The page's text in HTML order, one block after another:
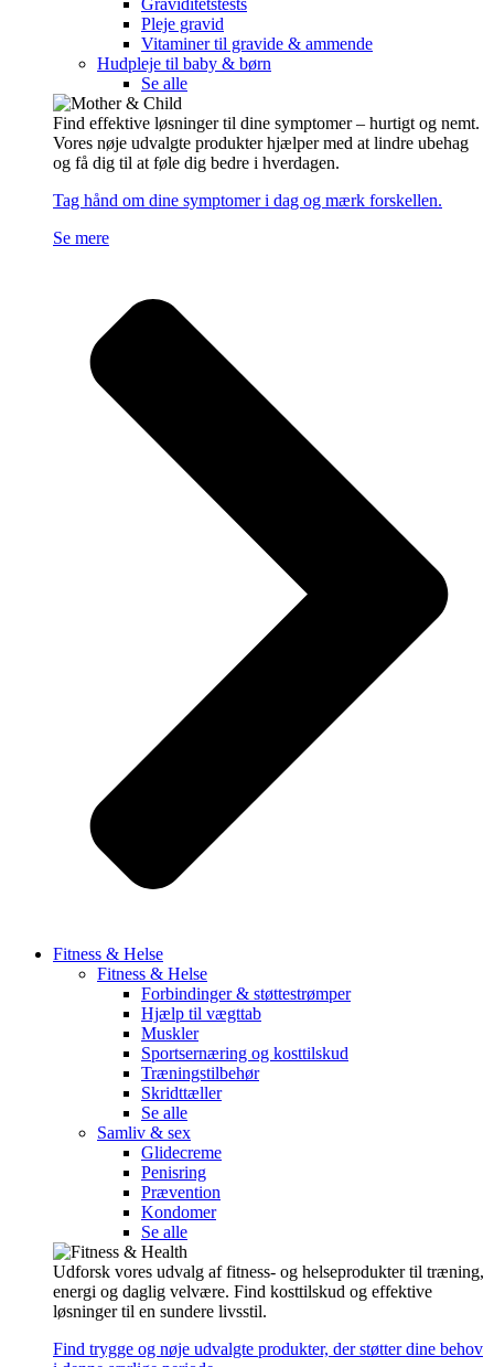
Graviditetstests
Pleje gravid
Vitaminer til gravide & ammende
Hudpleje til baby & børn
Se alle
Find effektive løsninger til dine symptomer – hurtigt og nemt.
Vores nøje udvalgte produkter hjælper med at lindre ubehag
og få dig til at føle dig bedre i hverdagen.
Tag hånd om dine symptomer i dag og mærk forskellen.
Se mere
Fitness & Helse
Fitness & Helse
Forbindinger & støttestrømper
Hjælp til vægttab
Muskler
Sportsernæring og kosttilskud
Træningstilbehør
Skridttæller
Se alle
Samliv & sex
Glidecreme
Penisring
Prævention
Kondomer
Se alle
Udforsk vores udvalg af fitness- og helseprodukter til træning,
energi og daglig velvære. Find kosttilskud og effektive
løsninger til en sundere livsstil.
Find trygge og nøje udvalgte produkter, der støtter dine behov